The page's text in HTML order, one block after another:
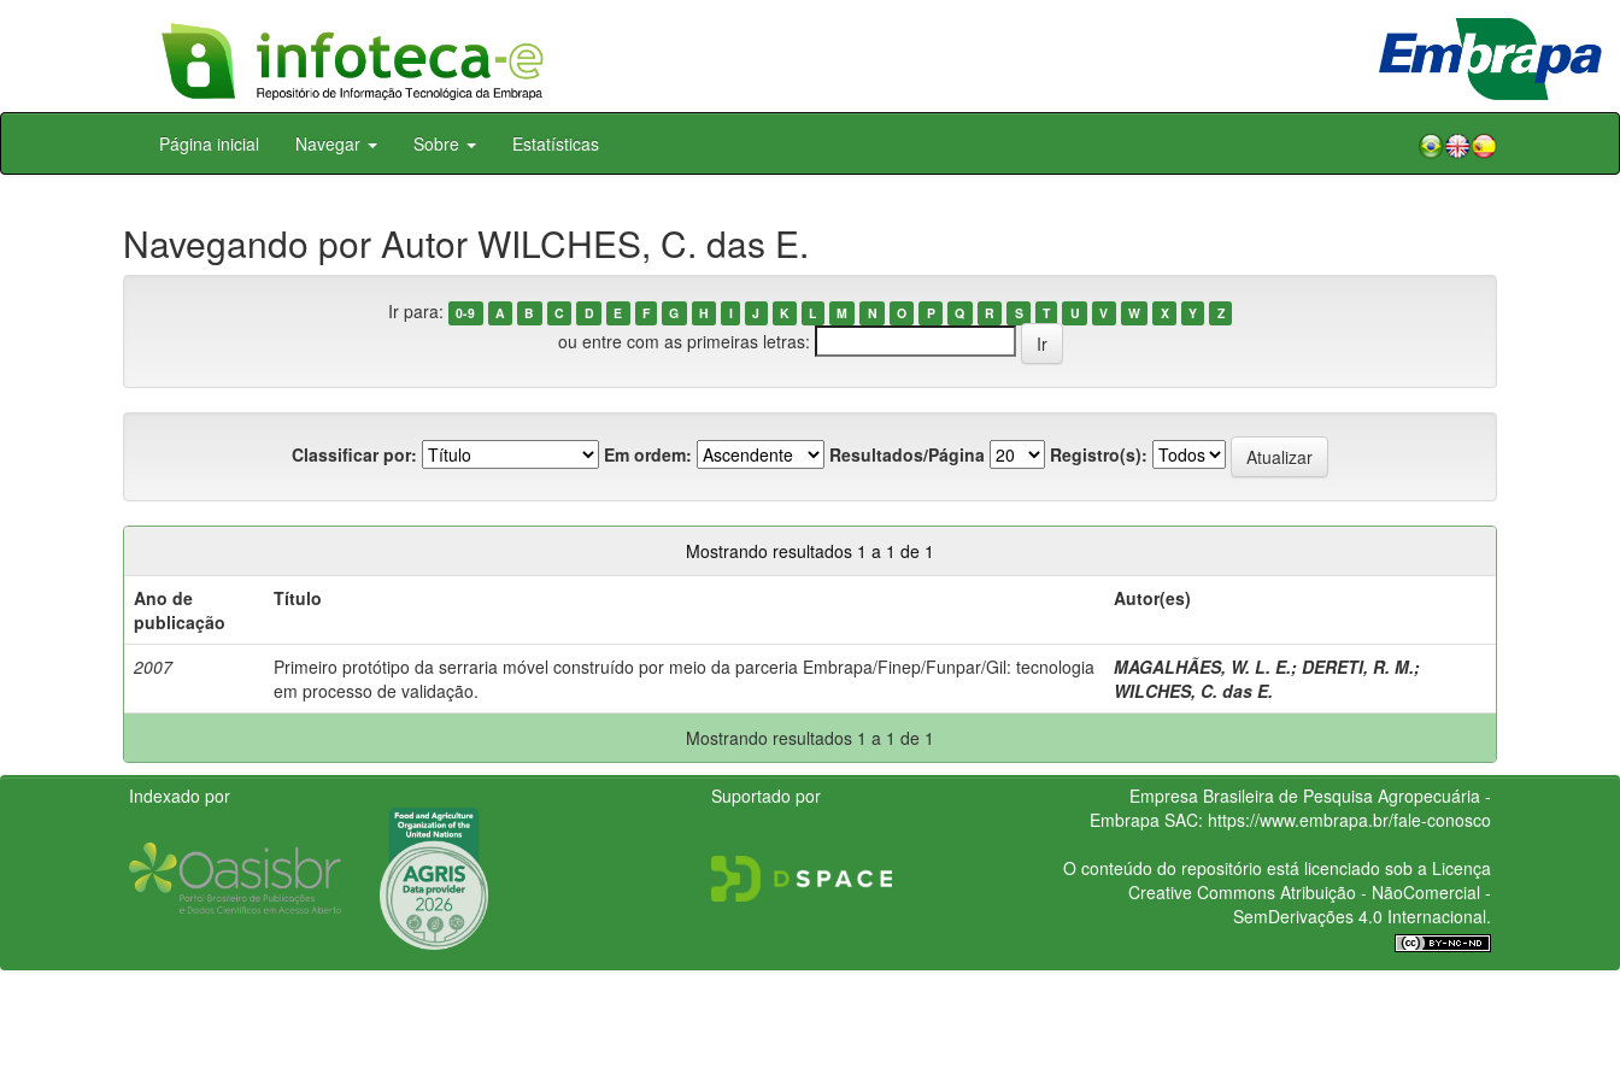
Skip
Página inicial Navegar Sobre Estatísticas
Navegando por Autor WILCHES, C. das E.
Ir para: 0-9 A B C D E F G H I J K L M N O P Q R S T U V W X Y Z
ou entre com as primeiras letras:
Classificar por: Em ordem: Resultados/Página Registro(s):
Mostrando resultados 1 a 1 de 1
Ano de
publicação
Título Autor(es)
2007
Primeiro protótipo da serraria móvel construído por meio da parceria Embrapa/Finep/Funpar/Gil: tecnologia
em processo de validação.
MAGALHÃES, W. L. E.; DERETI, R. M.;
WILCHES, C. das E.
Mostrando resultados 1 a 1 de 1
Indexado por Suportado por
Empresa Brasileira de Pesquisa Agropecuária -
Embrapa SAC: https://www.embrapa.br/fale-conosco
O conteúdo do repositório está licenciado sob a Licença
Creative CommonsAtribuição - NãoComercial -
SemDerivações 4.0 Internacional.